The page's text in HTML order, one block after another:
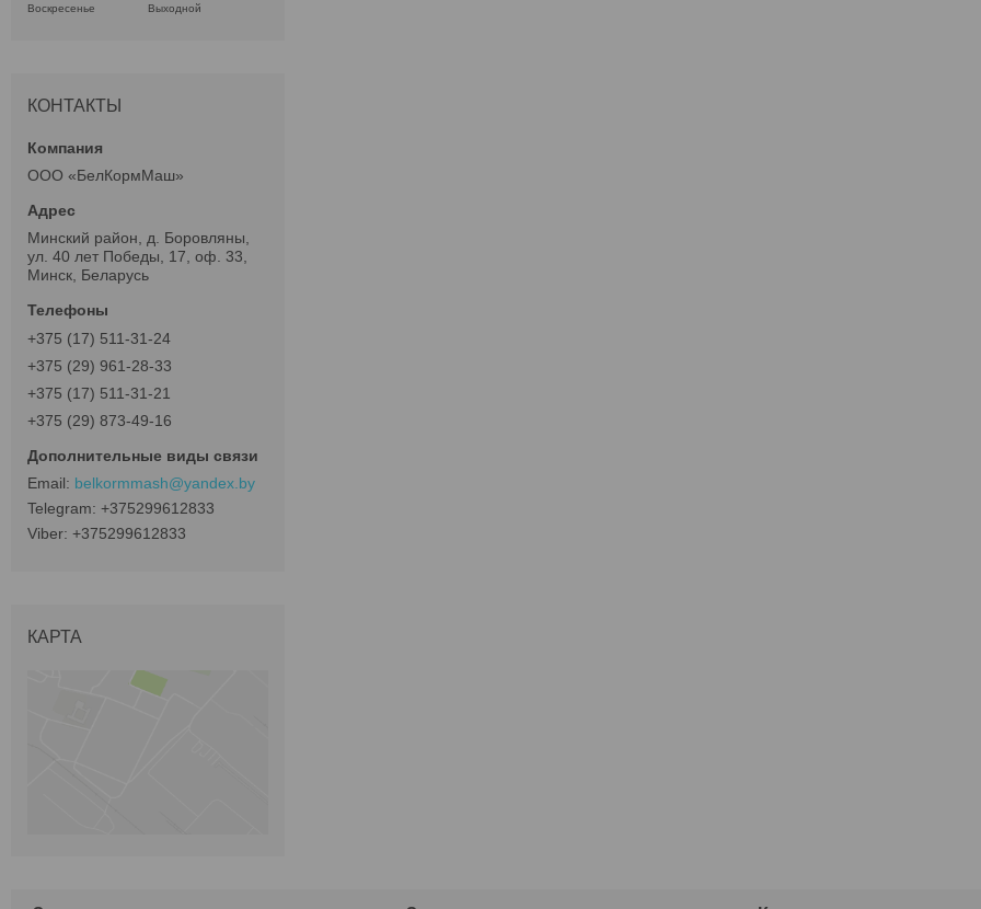
Воскресенье
Выходной
КОНТАКТЫ
ООО «БелКормМаш»
Минский район, д. Боровляны,
ул. 40 лет Победы, 17, оф. 33,
Минск, Беларусь
+375 (17) 511-31-24
+375 (29) 961-28-33
+375 (17) 511-31-21
+375 (29) 873-49-16
belkormmash@yandex.by
+375299612833
+375299612833
КАРТА